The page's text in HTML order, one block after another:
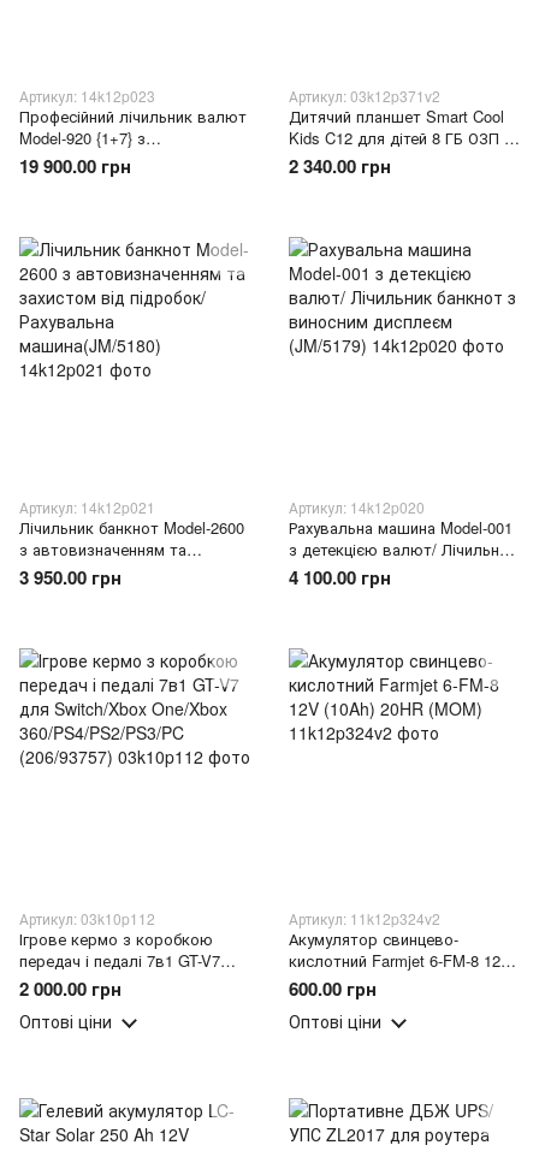
Артикул: 14k12p023
Професійний лічильник валют
Model-920 {1+7} з
автовизначенням номіналу
UAH USD EUR TFT дисплей
19 900.00 грн
Артикул: 03k12p371v2
Дитячий планшет Smart Cool
Kids C12 для дітей 8 ГБ ОЗП /
256 ГБ ПЗП Android дисплей 7
дюймів Рожевий (509/4262)
2 340.00 грн
Артикул: 14k12p021
Лічильник банкнот Model-2600
з автовизначенням та
захистом від підробок/
Рахувальна машина(JM/5180)
3 950.00 грн
Артикул: 14k12p020
Рахувальна машина Model-001
з детекцією валют/ Лічильник
банкнот з виносним дисплеєм
(JM/5179)
4 100.00 грн
Артикул: 03k10p112
Ігрове кермо з коробкою
передач і педалі 7в1 GT-V7
для Switch/Xbox One/Xbox
360/PS4/PS2/PS3/PC
(206/93757)
2 000.00 грн
Оптові ціни
Артикул: 11k12p324v2
Акумулятор свинцево-
кислотний Farmjet 6-FM-8 12V
(10Ah) 20HR (MOM)
600.00 грн
Оптові ціни